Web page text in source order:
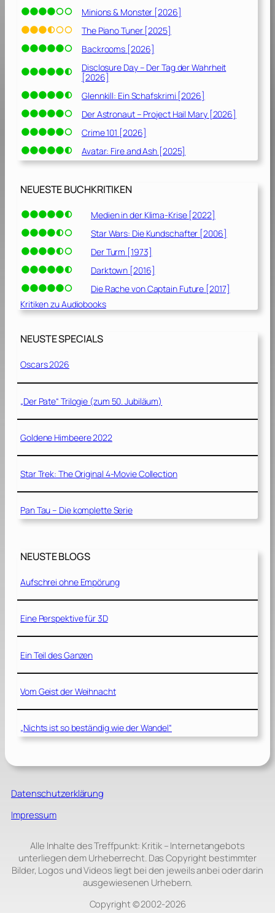
Minions & Monster [2026]
The Piano Tuner [2025]
Backrooms [2026]
Disclosure Day – Der Tag der Wahrheit
[2026]
Glennkill: Ein Schafskrimi [2026]
Der Astronaut – Project Hail Mary [2026]
Crime 101 [2026]
Avatar: Fire and Ash [2025]
NEUESTE BUCHKRITIKEN
Medien in der Klima-Krise [2022]
Star Wars: Die Kundschafter [2006]
Der Turm [1973]
Darktown [2016]
Die Rache von Captain Future [2017]
Kritiken zu Audiobooks
NEUSTE SPECIALS
Oscars 2026
„Der Pate“ Trilogie (zum 50. Jubiläum)
Goldene Himbeere 2022
Star Trek: The Original 4-Movie Collection
Pan Tau – Die komplette Serie
NEUSTE BLOGS
Aufschrei ohne Empörung
Eine Perspektive für 3D
Ein Teil des Ganzen
Vom Geist der Weihnacht
„Nichts ist so beständig wie der Wandel“
Datenschutzerklärung
Impressum
Alle Inhalte des Treffpunkt: Kritik – Internetangebots
unterliegen dem Urheberrecht. Das Copyright bestimmter
Bilder, Logos und Videos liegt bei den jeweils anbei oder darin
ausgewiesenen Urhebern.
Copyright © 2002‑2026